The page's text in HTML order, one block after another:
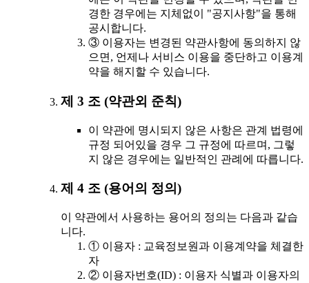
경한 경우에는 지체없이 "공지사항"을 통해
공시합니다.
③ 이용자는 변경된 약관사항에 동의하지 않
으면, 언제나 서비스 이용을 중단하고 이용계
약을 해지할 수 있습니다.
제 3 조 (약관외 준칙)
이 약관에 명시되지 않은 사항은 관계 법령에
규정 되어있을 경우 그 규정에 따르며, 그렇
지 않은 경우에는 일반적인 관례에 따릅니다.
제 4 조 (용어의 정의)
이 약관에서 사용하는 용어의 정의는 다음과 같습
니다.
① 이용자 : 교육정보원과 이용계약을 체결한
자
② 이용자번호(ID) : 이용자 식별과 이용자의